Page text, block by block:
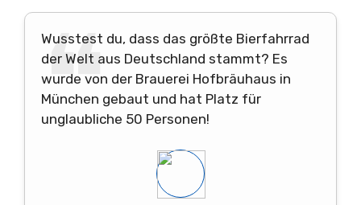
Wusstest du, dass das größte Bierfahrrad
der Welt aus Deutschland stammt? Es
wurde von der Brauerei Hofbräuhaus in
München gebaut und hat Platz für
unglaubliche 50 Personen!